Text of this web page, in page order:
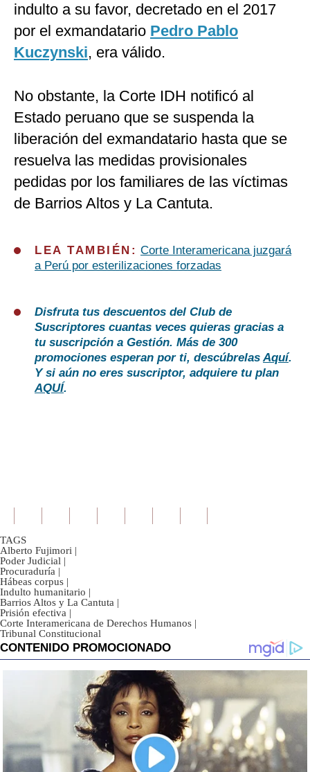
indulto a su favor, decretado en el 2017
por el exmandatario Pedro Pablo
Kuczynski, era válido.
No obstante, la Corte IDH notificó al
Estado peruano que se suspenda la
liberación del exmandatario hasta que se
resuelva las medidas provisionales
pedidas por los familiares de las víctimas
de Barrios Altos y La Cantuta.
LEA TAMBIÉN: Corte Interamericana juzgará
a Perú por esterilizaciones forzadas
Disfruta tus descuentos del Club de
Suscriptores cuantas veces quieras gracias a
tu suscripción a Gestión. Más de 300
promociones esperan por ti, descúbrelasAquí.
Y si aún no eres suscriptor, adquiere tu plan
AQUÍ.
TAGS
Alberto Fujimori |
Poder Judicial |
Procuraduría |
Hábeas corpus |
Indulto humanitario |
Barrios Altos y La Cantuta |
Prisión efectiva |
Corte Interamericana de Derechos Humanos |
Tribunal Constitucional